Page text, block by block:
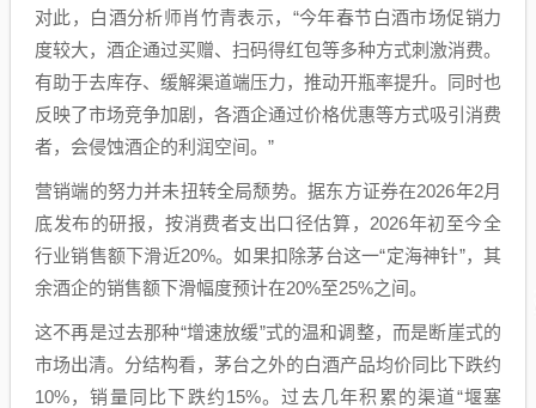
对此，白酒分析师肖竹青表示，“今年春节白酒市场促销力
度较大，酒企通过买赠、扫码得红包等多种方式刺激消费。
有助于去库存、缓解渠道端压力，推动开瓶率提升。同时也
反映了市场竞争加剧，各酒企通过价格优惠等方式吸引消费
者，会侵蚀酒企的利润空间。”
营销端的努力并未扭转全局颓势。据东方证券在2026年2月
底发布的研报，按消费者支出口径估算，2026年初至今全
行业销售额下滑近20%。如果扣除茅台这一“定海神针”，其
余酒企的销售额下滑幅度预计在20%至25%之间。
这不再是过去那种“增速放缓”式的温和调整，而是断崖式的
市场出清。分结构看，茅台之外的白酒产品均价同比下跌约
10%，销量同比下跌约15%。过去几年积累的渠道“堰塞